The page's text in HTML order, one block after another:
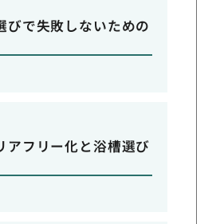
びで失敗しないための
アフリー化と浴槽選び